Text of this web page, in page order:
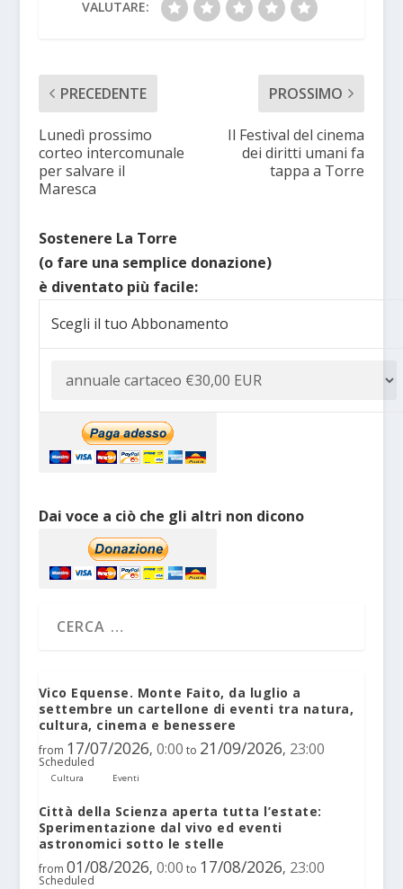
VALUTARE:
PRECEDENTE
Lunedì prossimo
corteo intercomunale
per salvare il
Maresca
PROSSIMO
Il Festival del cinema
dei diritti umani fa
tappa a Torre
Sostenere La Torre
(o fare una semplice donazione)
è diventato più facile:
Scegli il tuo Abbonamento
Dai voce a ciò che gli altri non dicono
Vico Equense. Monte Faito, da luglio a
settembre un cartellone di eventi tra natura,
cultura, cinema e benessere
from 17/07/2026, 0:00 to 21/09/2026, 23:00
Scheduled
Cultura Eventi
Città della Scienza aperta tutta l’estate:
Sperimentazione dal vivo ed eventi
astronomici sotto le stelle
from 01/08/2026, 0:00 to 17/08/2026, 23:00
Scheduled